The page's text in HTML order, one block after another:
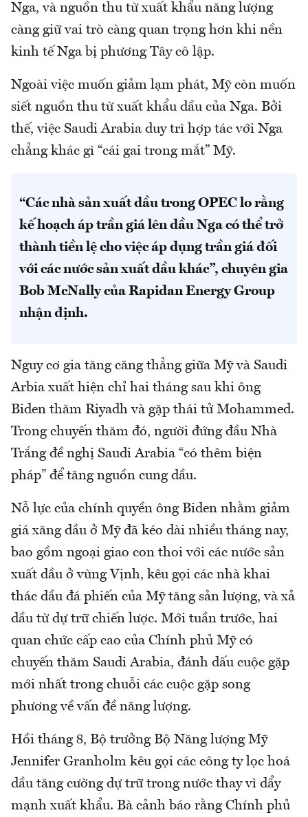
Nga, và nguồn thu từ xuất khẩu năng lượng
càng giữ vai trò càng quan trọng hơn khi nền
kinh tế Nga bị phương Tây cô lập.
Ngoài việc muốn giảm lạm phát, Mỹ còn muốn
siết nguồn thu từ xuất khẩu dầu của Nga. Bởi
thế, việc Saudi Arabia duy trì hợp tác với Nga
chẳng khác gì “cái gai trong mắt” Mỹ.
“Các nhà sản xuất dầu trong OPEC lo rằng
kế hoạch áp trần giá lên dầu Nga có thể trở
thành tiền lệ cho việc áp dụng trần giá đối
với các nước sản xuất dầu khác”, chuyên gia
Bob McNally của Rapidan Energy Group
nhận định.
Nguy cơ gia tăng căng thẳng giữa Mỹ và Saudi
Arbia xuất hiện chỉ hai tháng sau khi ông
Biden thăm Riyadh và gặp thái tử Mohammed.
Trong chuyến thăm đó, người đứng đầu Nhà
Trắng đề nghị Saudi Arabia “có thêm biện
pháp” để tăng nguồn cung dầu.
Nỗ lực của chính quyền ông Biden nhằm giảm
giá xăng dầu ở Mỹ đã kéo dài nhiều tháng nay,
bao gồm ngoại giao con thoi với các nước sản
xuất dầu ở vùng Vịnh, kêu gọi các nhà khai
thác dầu đá phiến của Mỹ tăng sản lượng, và xả
dầu từ dự trữ chiến lược. Mới tuần trước, hai
quan chức cấp cao của Chính phủ Mỹ có
chuyến thăm Saudi Arabia, đánh dấu cuộc gặp
mới nhất trong chuỗi các cuộc gặp song
phương về vấn đề năng lượng.
Hồi tháng 8, Bộ trưởng Bộ Năng lượng Mỹ
Jennifer Granholm kêu gọi các công ty lọc hoá
dầu tăng cường dự trữ trong nước thay vì dẩy
mạnh xuất khẩu. Bà cảnh báo rằng Chính phủ